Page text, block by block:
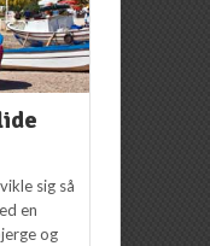
sig så
en
og